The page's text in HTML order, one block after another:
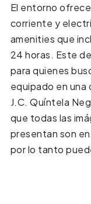
El entorno
corriente y
amenities que
24 horas. Este
para quienes
equipado en una
J.C. Quíntela
que todas las
presentan son
por lo tanto